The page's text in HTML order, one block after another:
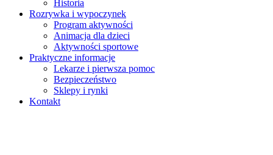
Historia
Rozrywka i wypoczynek
Program aktywności
Animacja dla dzieci
Aktywności sportowe
Praktyczne informacje
Lekarze i pierwsza pomoc
Bezpieczeństwo
Sklepy i rynki
Kontakt